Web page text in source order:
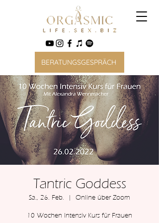
BERATUNGSGESPRÄCH
Tantric Goddess
Sa., 26. Feb.
  |
Online über Zoom
10 Wochen Intensiv Kurs für Frauen